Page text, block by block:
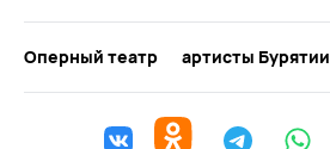
Оперный театр артисты Бурятии